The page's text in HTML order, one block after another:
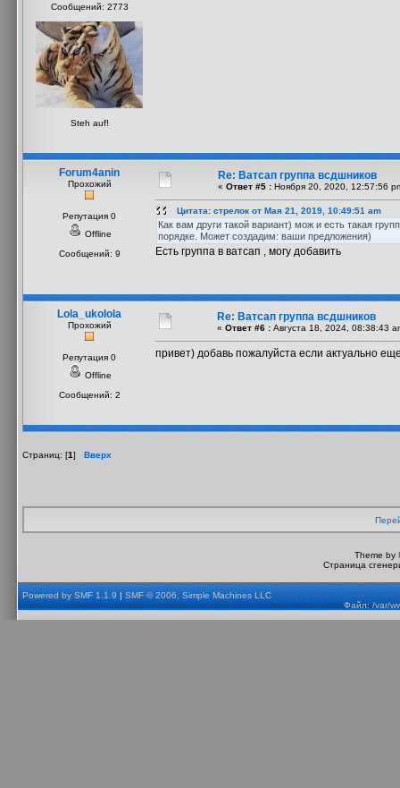
Сообщений: 2773
Steh auf!
Forum4anin
Прохожий
Репутация 0
Offline
Сообщений: 9
Re: Ватсап группа всдшников
« Ответ #5 : Ноября 20, 2020, 12:57:56
Цитата: стрелок от Мая 21, 2019, 10:49:51 am
Как вам други такой вариант) мож и есть такая
порядке. Может создадим: ваши предложения)
Есть группа в ватсап , могу добавить
Lola_ukolola
Прохожий
Репутация 0
Offline
Сообщений: 2
Re: Ватсап группа всдшников
« Ответ #6 : Августа 18, 2024, 08:38:43
привет) добавь пожалуйста если актуально
Страниц: [1] Вверх
Theme by
Страница
Powered by SMF 1.1.9|SMF © 2006, Simple Machines LLC
Файл: /var/